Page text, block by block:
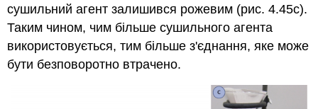
сушильний агент залишився рожевим (рис. 4.45c).
Таким чином, чим більше сушильного агента
використовується, тим більше з'єднання, яке може
бути безповоротно втрачено.